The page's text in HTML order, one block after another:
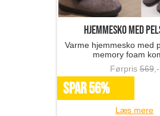
hjemmesko med
Varme hjemmesko med
memory foam
Førpris569,-
SPAR 56%
Læs mere